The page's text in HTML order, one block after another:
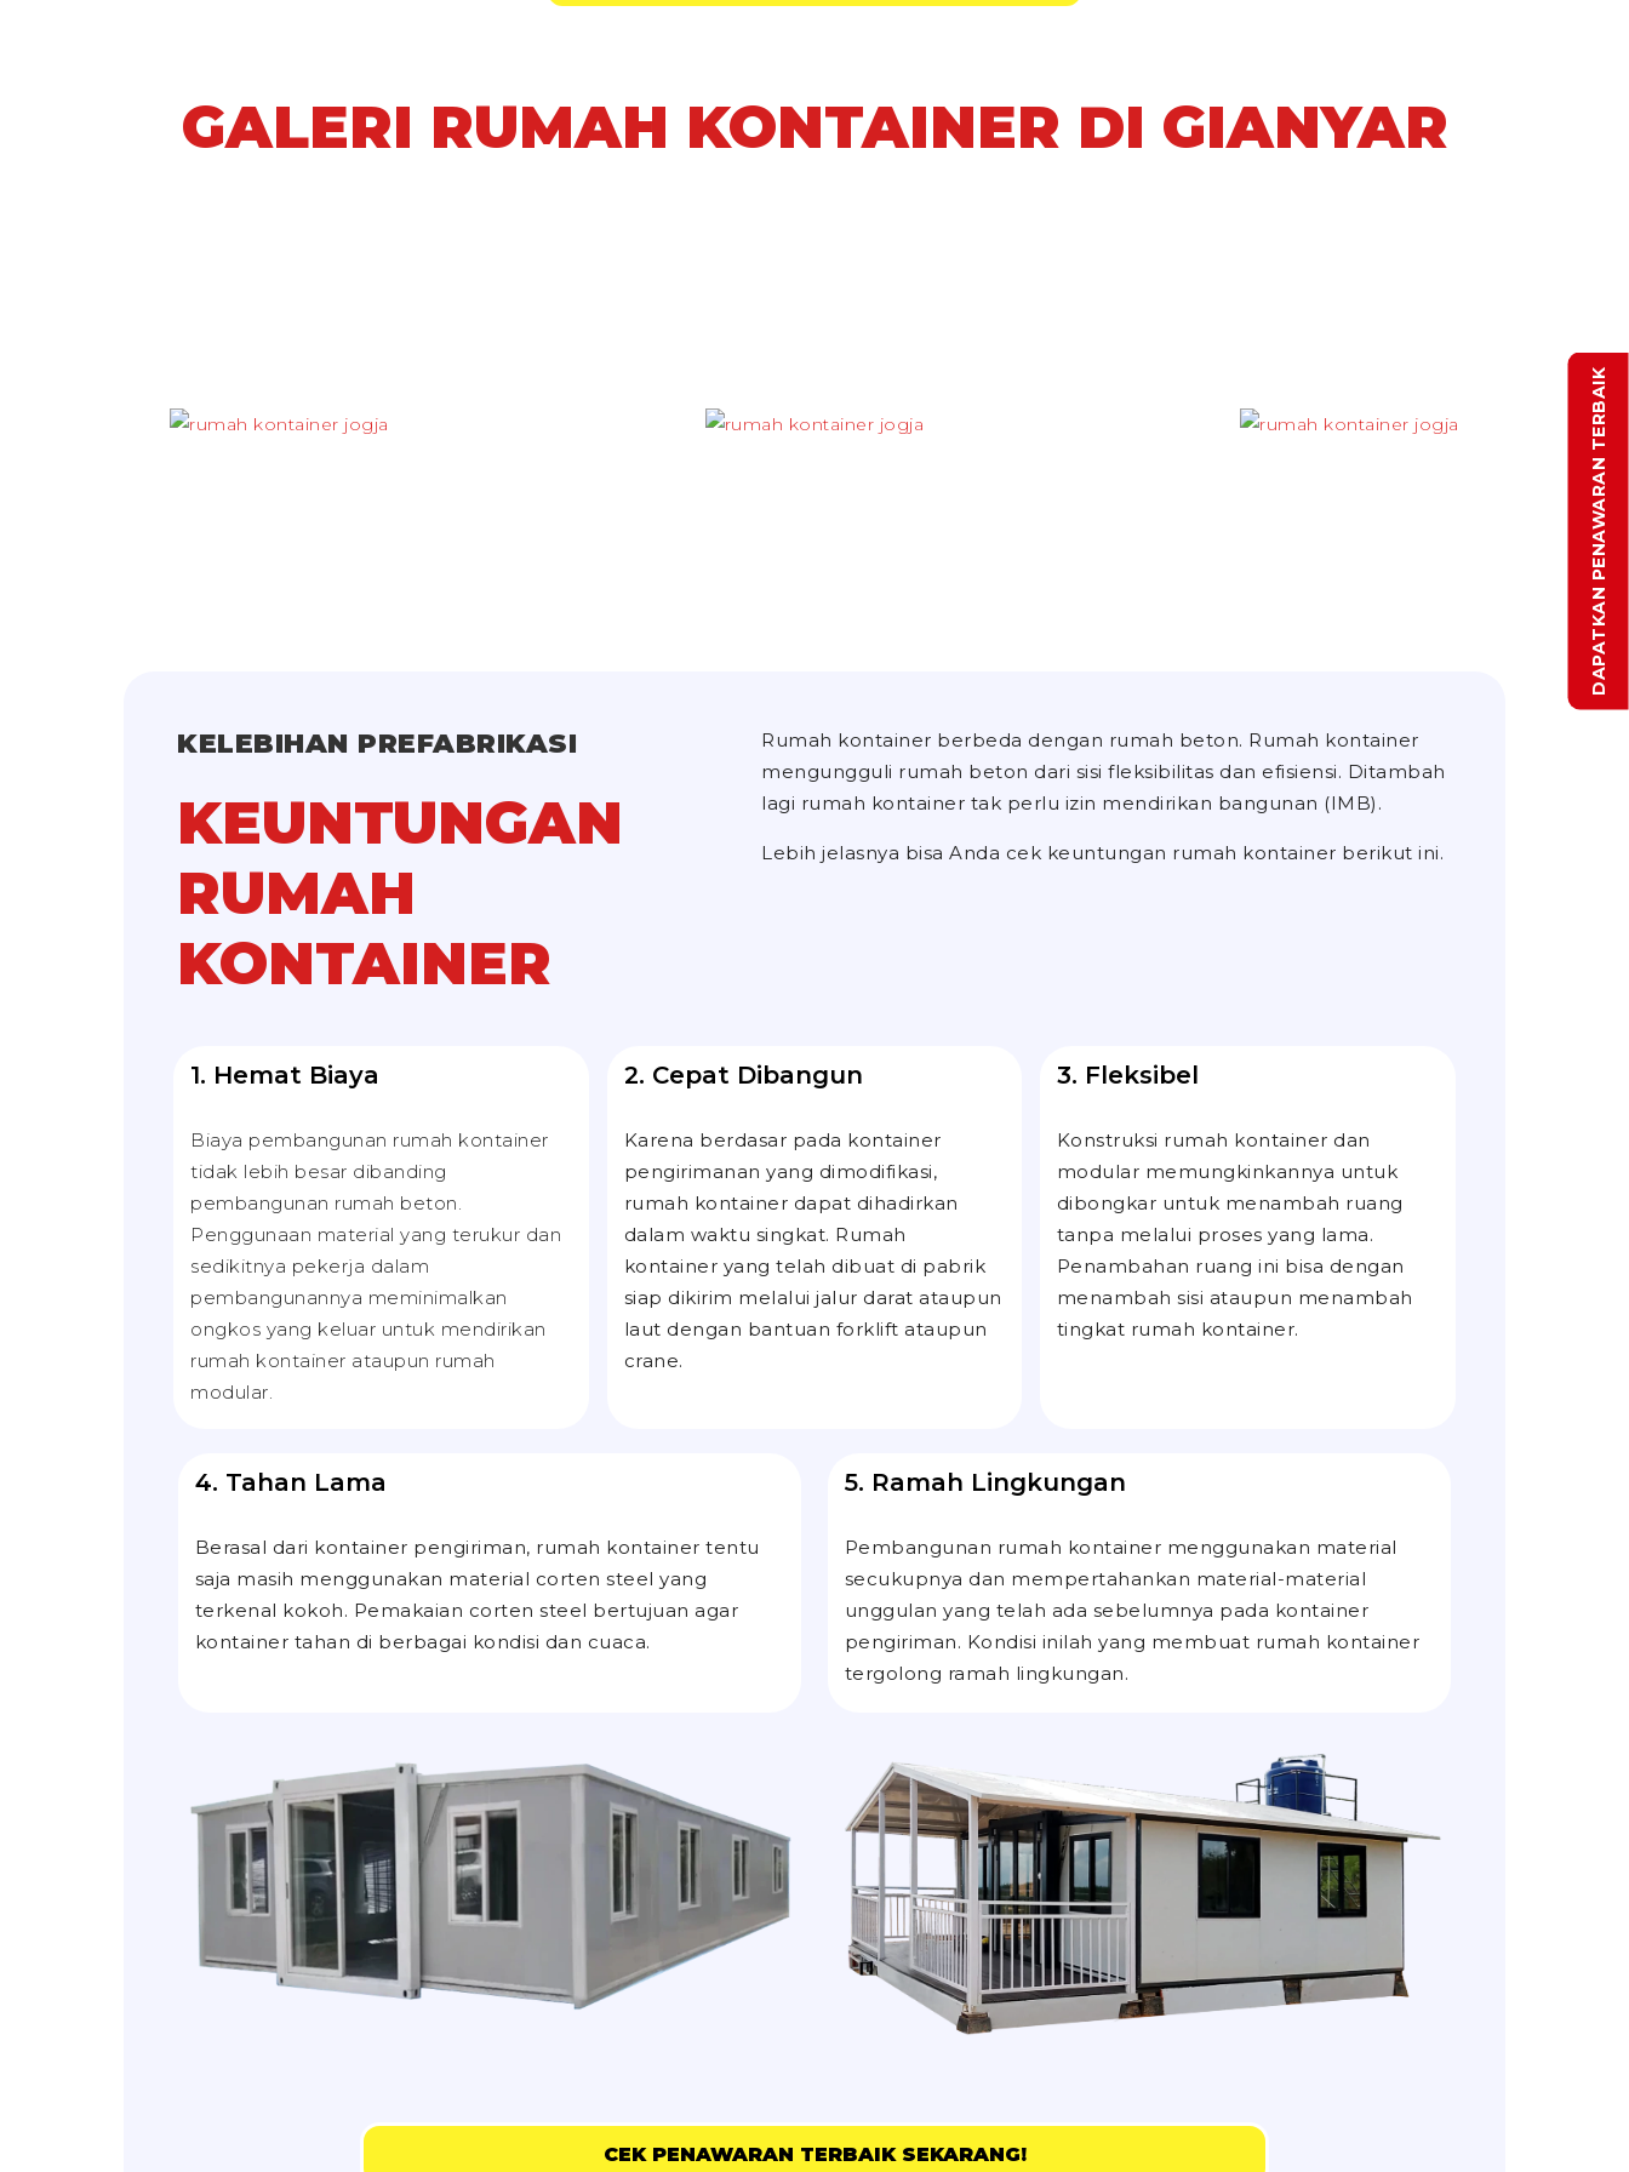
DAPATKAN PENAWARAN TERBAIK
GALERI RUMAH KONTAINER DI GIANYAR
KELEBIHAN PREFABRIKASI
KEUNTUNGAN
RUMAH
KONTAINER
Rumah kontainer berbeda dengan rumah beton. Rumah kontainer
mengungguli rumah beton dari sisi fleksibilitas dan efisiensi. Ditambah
lagi rumah kontainer tak perlu izin mendirikan bangunan (IMB).
Lebih jelasnya bisa Anda cek keuntungan rumah kontainer berikut ini.
1. Hemat Biaya
Biaya pembangunan rumah kontainer
tidak lebih besar dibanding
pembangunan rumah beton.
Penggunaan material yang terukur dan
sedikitnya pekerja dalam
pembangunannya meminimalkan
ongkos yang keluar untuk mendirikan
rumah kontainer ataupun rumah
modular.
2. Cepat Dibangun
Karena berdasar pada kontainer
pengirimanan yang dimodifikasi,
rumah kontainer dapat dihadirkan
dalam waktu singkat. Rumah
kontainer yang telah dibuat di pabrik
siap dikirim melalui jalur darat ataupun
laut dengan bantuan forklift ataupun
crane.
3. Fleksibel
Konstruksi rumah kontainer dan
modular memungkinkannya untuk
dibongkar untuk menambah ruang
tanpa melalui proses yang lama.
Penambahan ruang ini bisa dengan
menambah sisi ataupun menambah
tingkat rumah kontainer.
4. Tahan Lama
Berasal dari kontainer pengiriman, rumah kontainer tentu
saja masih menggunakan material corten steel yang
terkenal kokoh. Pemakaian corten steel bertujuan agar
kontainer tahan di berbagai kondisi dan cuaca.
5. Ramah Lingkungan
Pembangunan rumah kontainer menggunakan material
secukupnya dan mempertahankan material-material
unggulan yang telah ada sebelumnya pada kontainer
pengiriman. Kondisi inilah yang membuat rumah kontainer
tergolong ramah lingkungan.
CEK PENAWARAN TERBAIK SEKARANG!